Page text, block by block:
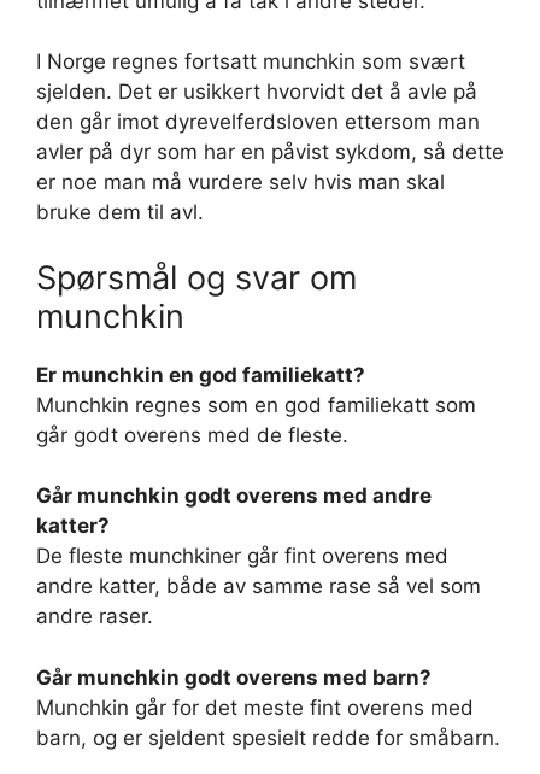
I Norge regnes fortsatt munchkin som svært
sjelden. Det er usikkert hvorvidt det å avle på
den går imot dyrevelferdsloven ettersom man
avler på dyr som har en påvist sykdom, så dette
er noe man må vurdere selv hvis man skal
bruke dem til avl.
Spørsmål og svar om
munchkin
Er munchkin en god familiekatt?
Munchkin regnes som en god familiekatt som
går godt overens med de fleste.
Går munchkin godt overens med andre
katter?
De fleste munchkiner går fint overens med
andre katter, både av samme rase så vel som
andre raser.
Går munchkin godt overens med barn?
Munchkin går for det meste fint overens med
barn, og er sjeldent spesielt redde for småbarn.